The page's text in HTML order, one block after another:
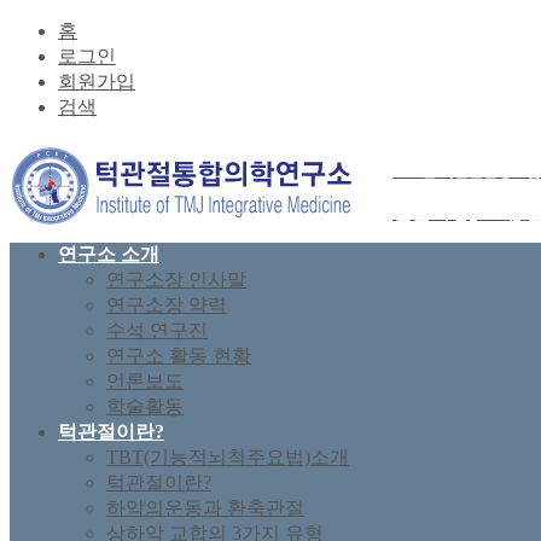
홈
로그인
회원가입
검색
연구소 소개
연구소장 인사말
연구소장 약력
수석 연구진
연구소 활동 현황
언론보도
학술활동
턱관절이란?
TBT(기능적뇌척주요법)소개
턱관절이란?
하악의운동과 환축관절
상하악 교합의 3가지 유형